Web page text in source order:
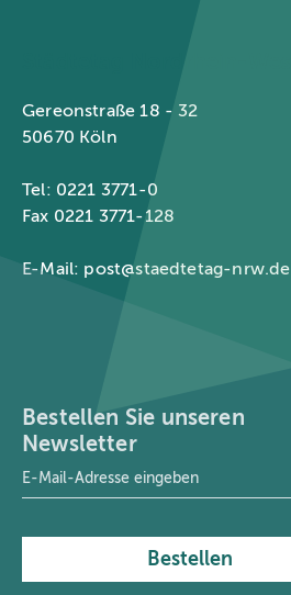
Gereonstraße 18 - 32
50670 Köln
Tel: 0221 3771-0
Fax 0221 3771-128
E-Mail: post@staedtetag-nrw.de
Bestellen Sie unseren
Newsletter
E-Mail-Adresse
Bestellen